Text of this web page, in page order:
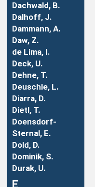
Dachwald, B.
Dalhoff, J.
Dammann, A.
Daw, Z.
de Lima, I.
Deck, U.
Dehne, T.
Deuschle, L.
Diarra, D.
Dietl, T.
Doensdorf-
Sternal, E.
Dold, D.
Dominik, S.
Durak, U.
E